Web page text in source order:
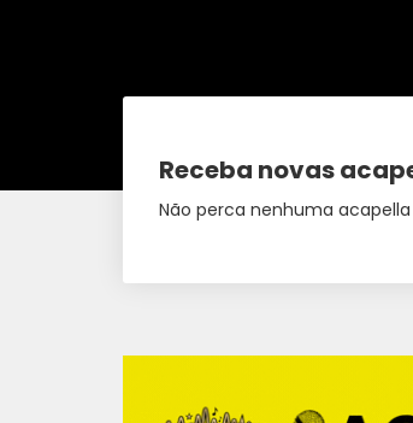
Receba novas
Não perca nenhuma